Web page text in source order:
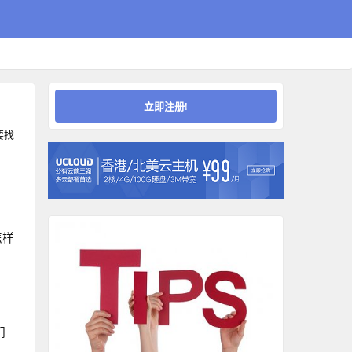
找
立即注册!